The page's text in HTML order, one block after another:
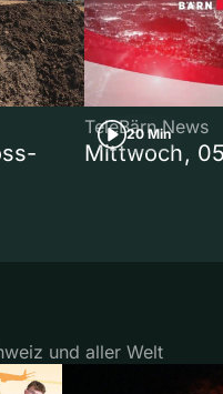
20 Min
TeleBärn News
Mittwoch,
und aller Welt